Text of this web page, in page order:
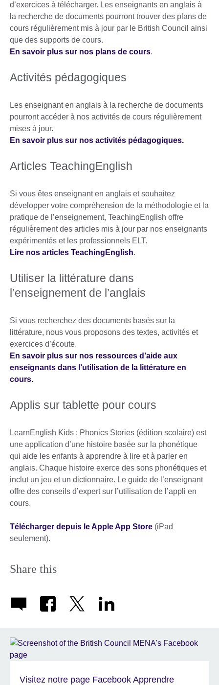
d’exercices à télécharger. Les enseignants en anglais à
la recherche de documents pourront trouver des plans de
cours régulièrement mis à jour par le British Council ainsi
que des supports de cours.
En savoir plus sur nos plans de cours.
Activités pédagogiques
Les enseignant en anglais à la recherche de documents
pourront accéder à nos activités de cours régulièrement
mises à jour.
En savoir plus sur nos activités pédagogiques.
Articles TeachingEnglish
Si vous êtes enseignant en anglais et souhaitez
développer votre compréhension de la méthodologie et la
pratique de l’enseignement, TeachingEnglish offre
régulièrement des articles mis à jour par nos enseignants
expérimentés et les professionnels ELT.
Lire nos articles TeachingEnglish.
Utiliser la littérature dans
l’enseignement de l’anglais
Si vous recherchez des documents basés sur la
littérature, nous vous proposons des textes, activités et
exercices d’écoute.
En savoir plus sur nos ressources d’aide aux
enseignants dans l’utilisation de la littérature en
cours.
Applis sur tablette pour cours
LearnEnglish Kids : Phonics Stories (édition scolaire) est
une application d’une histoire basée sur la phonétique
qui aide les enfants à apprendre à lire et à parler en
anglais. Chaque histoire exerce des sons phonétiques et
inclut un jeu et un dictionnaire. Le guide de l’enseignant
offre des conseils d’expert sur l’utilisation de l’appli en
cours.
Télécharger depuis le Apple App Store (iPad
seulement).
Share this
Visitez notre page Facebook Apprendre